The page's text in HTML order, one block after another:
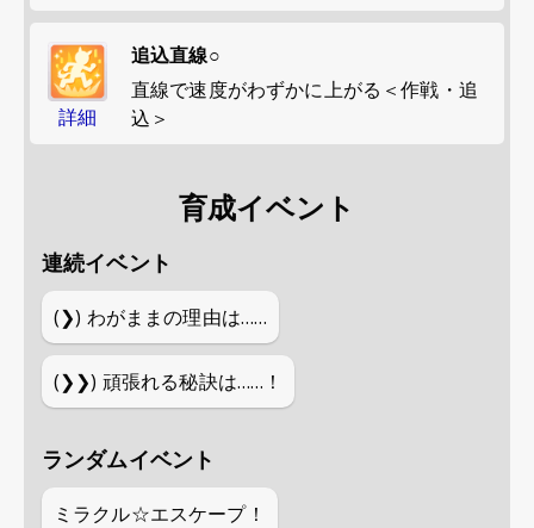
詳細
追込直線○
直線で速度がわずかに上がる＜作戦・追
込＞
育成イベント
連続イベント
(❯) わがままの理由は……
(❯❯) 頑張れる秘訣は……！
ランダムイベント
ミラクル☆エスケープ！